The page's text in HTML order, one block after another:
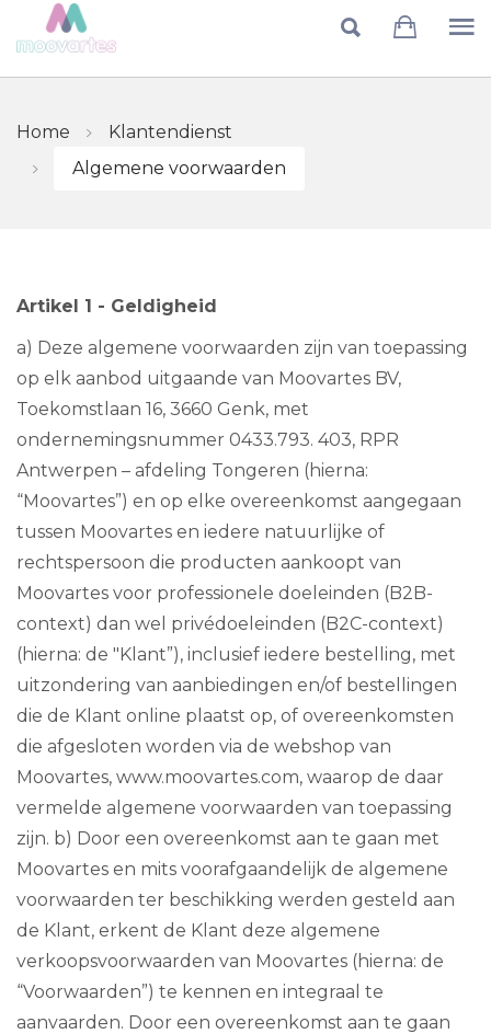
Skip to main content
Home
Klantendienst
Algemene voorwaarden
Artikel 1 - Geldigheid
a) Deze algemene voorwaarden zijn van toepassing
op elk aanbod uitgaande van Moovartes BV,
Toekomstlaan 16, 3660 Genk, met
ondernemingsnummer 0433.793. 403, RPR
Antwerpen – afdeling Tongeren (hierna:
“Moovartes”) en op elke overeenkomst aangegaan
tussen Moovartes en iedere natuurlijke of
rechtspersoon die producten aankoopt van
Moovartes voor professionele doeleinden (B2B-
context) dan wel privédoeleinden (B2C-context)
(hierna: de "Klant”), inclusief iedere bestelling, met
uitzondering van aanbiedingen en/of bestellingen
die de Klant online plaatst op, of overeenkomsten
die afgesloten worden via de webshop van
Moovartes, www.moovartes.com, waarop de daar
vermelde algemene voorwaarden van toepassing
zijn. b) Door een overeenkomst aan te gaan met
Moovartes en mits voorafgaandelijk de algemene
voorwaarden ter beschikking werden gesteld aan
de Klant, erkent de Klant deze algemene
verkoopsvoorwaarden van Moovartes (hierna: de
“Voorwaarden”) te kennen en integraal te
aanvaarden. Door een overeenkomst aan te gaan